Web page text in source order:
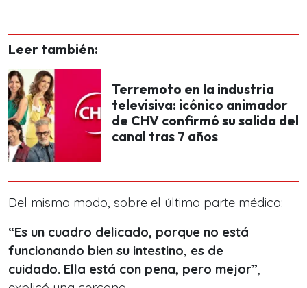
Leer también:
Terremoto en la industria
televisiva: icónico animador
de CHV confirmó su salida del
canal tras 7 años
Del mismo modo, sobre el último parte médico:
“Es un cuadro delicado, porque no está
funcionando bien su intestino, es de
cuidado. Ella está con pena, pero mejor”,